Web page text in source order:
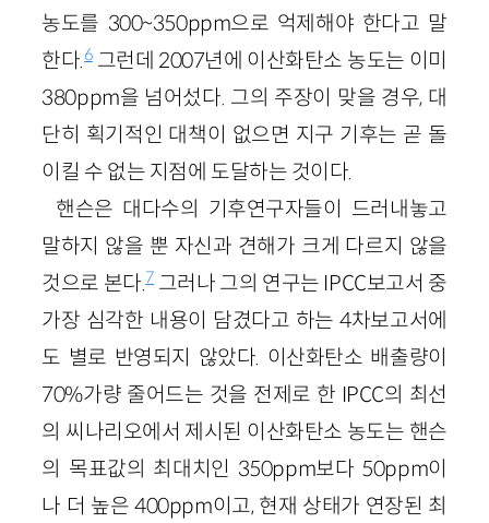
농도를 300~350ppm으로 억제해야 한다고 말
한다.6그런데 2007년에 이산화탄소 농도는 이미
380ppm을 넘어섰다. 그의 주장이 맞을 경우, 대
단히 획기적인 대책이 없으면 지구 기후는 곧 돌
이킬 수 없는 지점에 도달하는 것이다.
핸슨은 대다수의 기후연구자들이 드러내놓고
말하지 않을 뿐 자신과 견해가 크게 다르지 않을
것으로 본다.7 그러나 그의 연구는 IPCC보고서 중
가장 심각한 내용이 담겼다고 하는 4차보고서에
도 별로 반영되지 않았다. 이산화탄소 배출량이
70%가량 줄어드는 것을 전제로 한 IPCC의 최선
의 씨나리오에서 제시된 이산화탄소 농도는 핸슨
의 목표값의 최대치인 350ppm보다 50ppm이
나 더 높은 400ppm이고, 현재 상태가 연장된 최